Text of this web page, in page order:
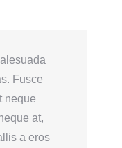
Fusce
neque
at,
a eros